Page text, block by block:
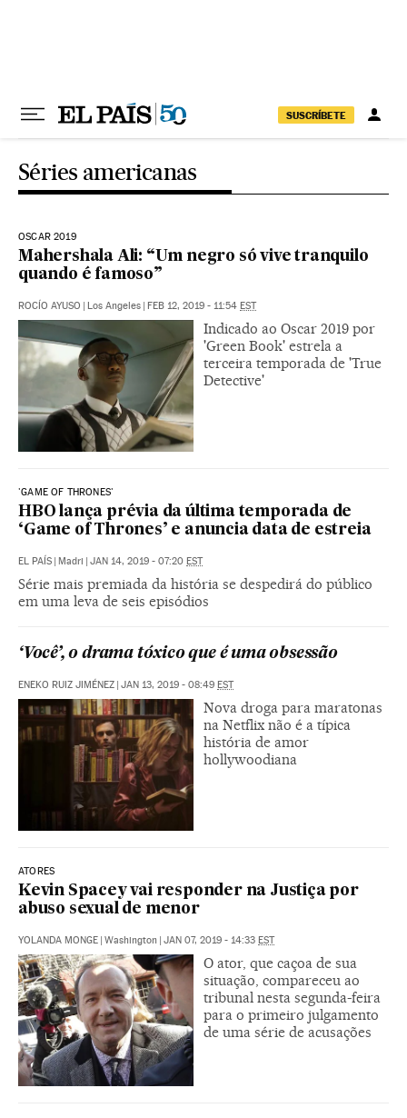
SUSCRÍBETE
Séries americanas
OSCAR 2019
Mahershala Ali: “Um negro só vive tranquilo
quando é famoso”
ROCÍO AYUSO | Los Angeles | FEB 12, 2019 - 11:54 EST
Indicado ao Oscar 2019 por
'Green Book' estrela a
terceira temporada de 'True
Detective'
'GAME OF THRONES'
HBO lança prévia da última temporada de
‘Game of Thrones’ e anuncia data de estreia
EL PAÍS | Madri | JAN 14, 2019 - 07:20 EST
Série mais premiada da história se despedirá do público
em uma leva de seis episódios
‘Você’, o drama tóxico que é uma obsessão
ENEKO RUIZ JIMÉNEZ | JAN 13, 2019 - 08:49 EST
Nova droga para maratonas
na Netflix não é a típica
história de amor
hollywoodiana
ATORES
Kevin Spacey vai responder na Justiça por
abuso sexual de menor
YOLANDA MONGE | Washington | JAN 07, 2019 - 14:33 EST
O ator, que caçoa de sua
situação, compareceu ao
tribunal nesta segunda-feira
para o primeiro julgamento
de uma série de acusações